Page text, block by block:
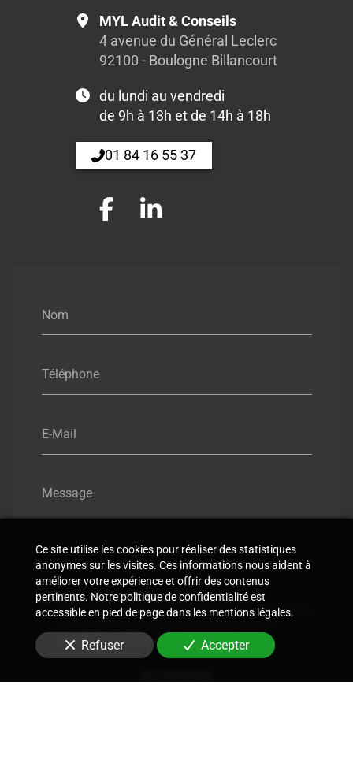
Nom
Téléphone
E-Mail
Message
En soumettant ce formulaire, j'accepte que les
informations saisies soient utilisées pour me recontacter
découler de cette demande.
Envoyer
MYL Audit & Conseils
4 avenue du Général Leclerc
92100 - Boulogne Billancourt
du lundi au vendredi
de 9h à 13h et de 14h à 18h
01 84 16 55 37
Ce site utilise les cookies pour réaliser des statistiques
anonymes sur les visites. Ces informations nous aident à
améliorer votre expérience et offrir des contenus
pertinents. Notre politique de confidentialité est
accessible en pied de page dans les mentions légales.
Refuser Accepter